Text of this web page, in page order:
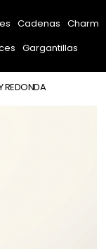
Cadenas Charm
Gargantillas
REDONDA